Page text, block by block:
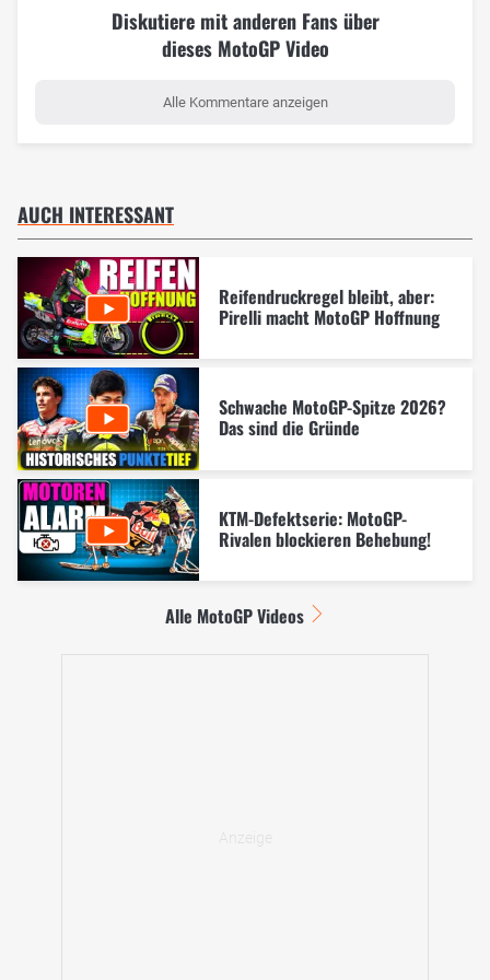
Diskutiere mit anderen Fans über
dieses MotoGP Video
Alle Kommentare anzeigen
AUCH INTERESSANT
Reifendruckregel bleibt, aber:
Pirelli macht MotoGP Hoffnung
Schwache MotoGP-Spitze 2026?
Das sind die Gründe
KTM-Defektserie: MotoGP-
Rivalen blockieren Behebung!
Alle MotoGP Videos